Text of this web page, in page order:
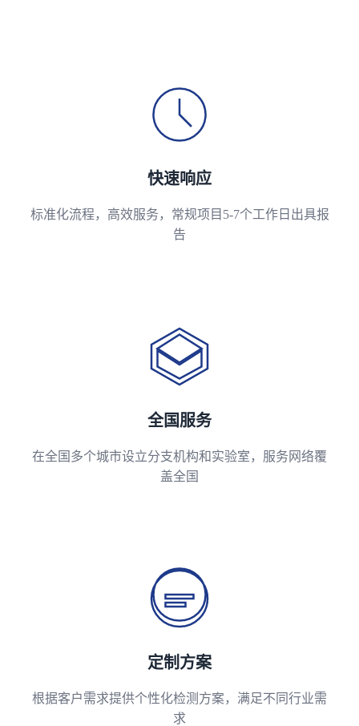
快速响应
标准化流程，高效服务，常规项目5-7个工作日出具报
告
全国服务
在全国多个城市设立分支机构和实验室，服务网络覆
盖全国
定制方案
根据客户需求提供个性化检测方案，满足不同行业需
求